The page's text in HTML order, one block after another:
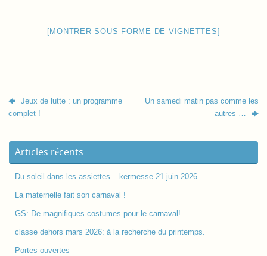
[MONTRER SOUS FORME DE VIGNETTES]
Jeux de lutte : un programme
complet !
Un samedi matin pas comme les
autres …
Articles récents
Du soleil dans les assiettes – kermesse 21 juin 2026
La maternelle fait son carnaval !
GS: De magnifiques costumes pour le carnaval!
classe dehors mars 2026: à la recherche du printemps.
Portes ouvertes